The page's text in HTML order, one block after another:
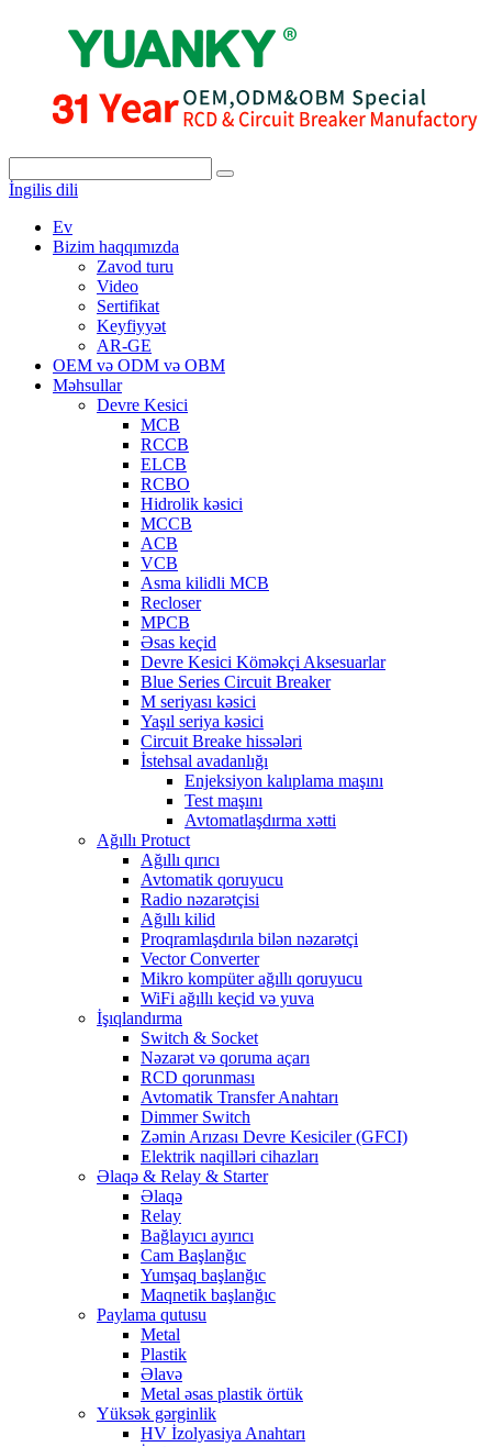
İngilis dili
Ev
Bizim haqqımızda
Zavod turu
Video
Sertifikat
Keyfiyyət
AR-GE
OEM və ODM və OBM
Məhsullar
Devre Kesici
MCB
RCCB
ELCB
RCBO
Hidrolik kəsici
MCCB
ACB
VCB
Asma kilidli MCB
Recloser
MPCB
Əsas keçid
Devre Kesici Köməkçi Aksesuarlar
Blue Series Circuit Breaker
M seriyası kəsici
Yaşıl seriya kəsici
Circuit Breake hissələri
İstehsal avadanlığı
Enjeksiyon kalıplama maşını
Test maşını
Avtomatlaşdırma xətti
Ağıllı Protuct
Ağıllı qırıcı
Avtomatik qoruyucu
Radio nəzarətçisi
Ağıllı kilid
Proqramlaşdırıla bilən nəzarətçi
Vector Converter
Mikro kompüter ağıllı qoruyucu
WiFi ağıllı keçid və yuva
İşıqlandırma
Switch & Socket
Nəzarət və qoruma açarı
RCD qorunması
Avtomatik Transfer Anahtarı
Dimmer Switch
Zəmin Arızası Devre Kesiciler (GFCI)
Elektrik naqilləri cihazları
Əlaqə & Relay & Starter
Əlaqə
Relay
Bağlayıcı ayırıcı
Cam Başlanğıc
Yumşaq başlanğıc
Maqnetik başlanğıc
Paylama qutusu
Metal
Plastik
Əlavə
Metal əsas plastik örtük
Yüksək gərginlik
HV İzolyasiya Anahtarı